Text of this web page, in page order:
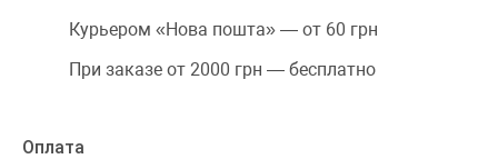
Курьером «Нова пошта» — от 60 грн
При заказе от 2000 грн — бесплатно
Оплата